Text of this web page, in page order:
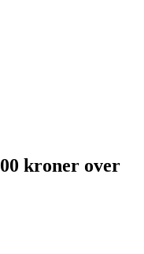
kroner over